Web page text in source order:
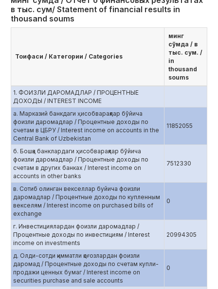
в тыс. сум/ Statement of financial results in
thousand soums
Тоифаси / Категории / Categories
минг
сўмда / в
тыс. сум. /
in
thousand
soums
1. ФОИЗЛИ ДАРОМАДЛАР / ПРОЦЕНТНЫЕ
ДОХОДЫ / INTEREST INCOME
a. Марказий банкдаги ҳисобварақлар бўйича
фоизли даромадлар / Процентные доходы по
счетам в ЦБРУ / Interest income on accounts in the
Central Bank of Uzbekistan
11852055
б. Бошқа банклардаги ҳисобварақлар бўйича
фоизли даромадлар / Процентные доходы по
счетам в других банках / Interest income on
accounts in other banks
7512330
в. Сотиб олинган векселлар буйича фоизли
даромадлар / Процентные доходы по купленным
векселям / Interest income on purchased bills of
exchange
0
г. Инвестициялардан фоизли даромадлар /
Процентные доходы по инвестициям / Interest
income on investments
20994305
д. Олди-сотди қимматли қоғозлардан фоизли
даромад / Процентные доходы по счетам купли-
продажи ценных бумаг / Interest income on
securities purchase and sale accounts
0